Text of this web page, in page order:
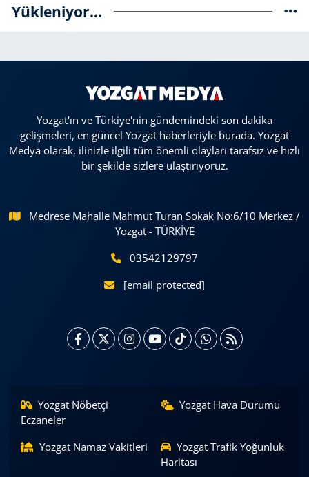
Yükleniyor...
Yozgat'ın ve Türkiye'nin gündemindeki son dakika
gelişmeleri, en güncel Yozgat haberleriyle burada. Yozgat
Medya olarak, ilinizle ilgili tüm önemli olayları tarafsız ve hızlı
bir şekilde sizlere ulaştırıyoruz.
Medrese Mahalle Mahmut Turan Sokak No:6/10 Merkez /
Yozgat - TÜRKİYE
03542129797
[email protected]
Yozgat Nöbetçi
Eczaneler
Yozgat Hava Durumu
Yozgat Namaz Vakitleri
Yozgat Trafik Yoğunluk
Haritası